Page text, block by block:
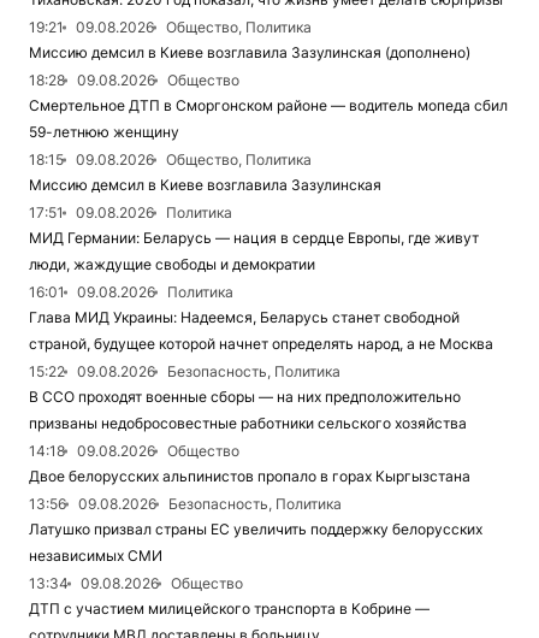
19:21
09.08.2026
Общество, Политика
Миссию демсил в Киеве возглавила Зазулинская (дополнено)
18:28
09.08.2026
Общество
Смертельное ДТП в Сморгонском районе — водитель мопеда сбил
59-летнюю женщину
18:15
09.08.2026
Общество, Политика
Миссию демсил в Киеве возглавила Зазулинская
17:51
09.08.2026
Политика
МИД Германии: Беларусь — нация в сердце Европы, где живут
люди, жаждущие свободы и демократии
16:01
09.08.2026
Политика
Глава МИД Украины: Надеемся, Беларусь станет свободной
страной, будущее которой начнет определять народ, а не Москва
15:22
09.08.2026
Безопасность, Политика
В ССО проходят военные сборы — на них предположительно
призваны недобросовестные работники сельского хозяйства
14:18
09.08.2026
Общество
Двое белорусских альпинистов пропало в горах Кыргызстана
13:56
09.08.2026
Безопасность, Политика
Латушко призвал страны ЕС увеличить поддержку белорусских
независимых СМИ
13:34
09.08.2026
Общество
ДТП с участием милицейского транспорта в Кобрине —